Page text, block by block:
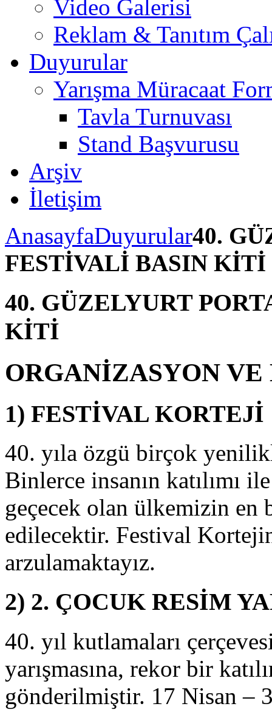
Video Galerisi
Reklam & Tanıtım
Duyurular
Yarışma Müracaat
Tavla Turnuvası
Stand Başvurusu
Arşiv
İletişim
AnasayfaDuyurular40.
FESTİVALİ BASIN KİTİ
40. GÜZELYURT
KİTİ
ORGANİZASYON
1) FESTİVAL KORTEJİ
40. yıla özgü birçok
Binlerce insanın katılımı
geçecek olan ülkemizin
edilecektir. Festival
arzulamaktayız.
2) 2. ÇOCUK RESİM
40. yıl kutlamaları
yarışmasına, rekor bir
gönderilmiştir. 17 Nisan –
40.